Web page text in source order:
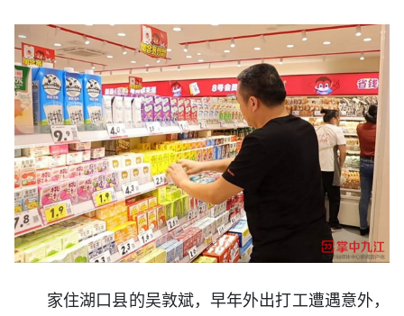
家住湖口县的吴敦斌，早年外出打工遭遇意外，